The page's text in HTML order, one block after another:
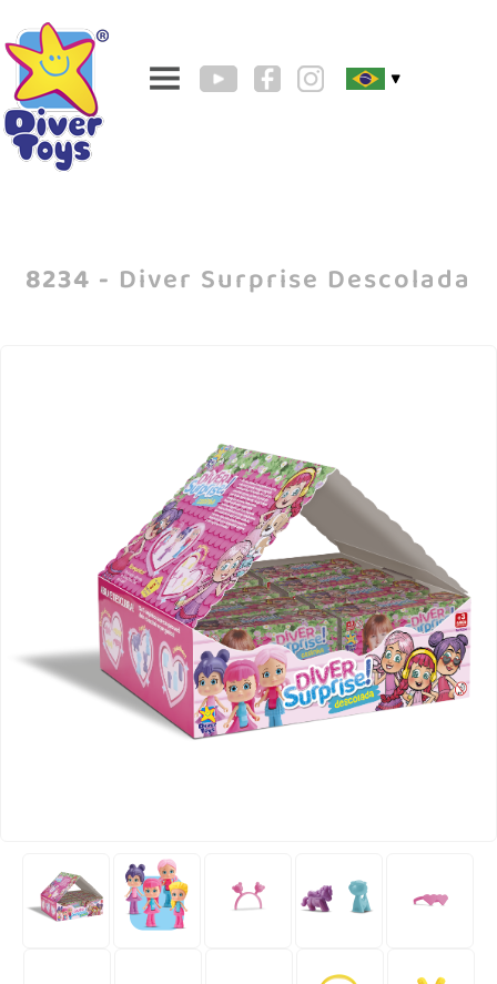
▼
8234 - Diver Surprise Descolada